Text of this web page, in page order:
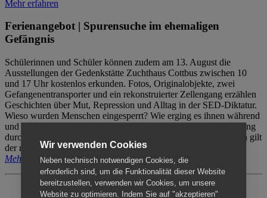
Mehr erfahren
Ferienangebot | Spurensuche im ehemaligen
Gefängnis
Schülerinnen und Schüler können zudem am 13. August die
Ausstellungen der Gedenkstätte Zuchthaus Cottbus zwischen 10
und 17 Uhr kostenlos erkunden. Fotos, Originalobjekte, zwei
Gefangenentransporter und ein rekonstruierter Zellengang erzählen
Geschichten über Mut, Repression und Alltag in der SED-Diktatur.
Wieso wurden Menschen eingesperrt? Wie erging es ihnen während
und nach der Haft? Der Besuch erfolgt individuell ohne Betreuung
durch das Menschenrechtszentrum Cottbus. Für Begleitpersonen gilt
der reguläre Eintritt (8€ / ermäßigt 5€).
Mehr erfahren
Wir verwenden Cookies
Neben technisch notwendigen Cookies, die
erforderlich sind, um die Funktionalität dieser Website
bereitzustellen, verwenden wir Cookies, um unsere
Website zu optimieren. Indem Sie auf "akzeptieren"